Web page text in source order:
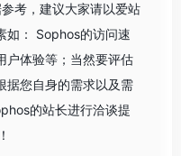
考，建议大家请以爱站
如： Sophos的访问速
户体验等；当然要评估
据您自身的需求以及需
的站长进行洽谈提